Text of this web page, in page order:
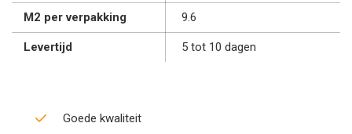
M2 per verpakking 9.6
Levertijd 5 tot 10 dagen
Goede kwaliteit